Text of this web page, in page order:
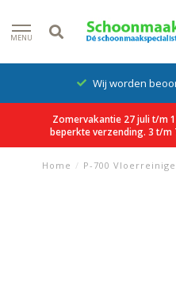
MENU
Wij worden
Zomervakantie 27 juli t/m
beperkte verzending. 3 t/m
Home / P-700